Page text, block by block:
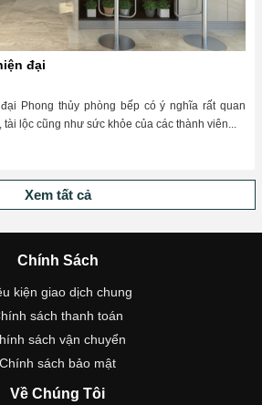
đại
Phong thủy phòng bếp có ý nghĩa rất quan
lộc cũng như sức khỏe của các thành viên...
Xem tất cả
Chính Sách
kiện giao dịch chung
sách thanh toán
sách vận chuyển
Chính sách bảo mật
Về Chúng Tôi